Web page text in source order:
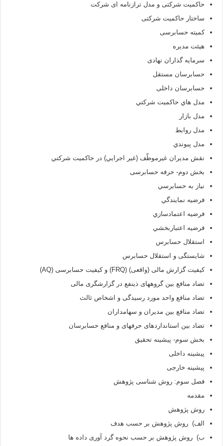
حاکمیت شرکتی و مدل ترازنامه ای شرکت
ساختار حاکمیت شرکتی
کمیته حسابرسی
هیئت مدیره
سرمایه گذاران نهادی
حسابرسان مستقل
حسابرسان داخلی
مدل هاي حاكميت شركتي
مدل بازار
مدل روابط
مدل پيوندي
نقش مديران غيرموظّف (غير اجرايي) در حاکميت شرکتي
بخش دوم- حرفه حسابرسی
نياز به حسابرسي
فرضیه نمايندگي
فرضيه اعتمادسازي
فرضيه اعتباربخشي
استقلال حسابرس
شایستگی و استقلال حسابرس
کیفیت گزارش مالی (واقعی) (FRQ) و کیفیت حسابرسی (AQ)
تضاد منافع بین گروه­های ذینفع در گزارشگری مالی
تضاد منافع واحد مورد رسیدگی و اشخاص ثالث
تضاد منافع بین مدیران و سهامداران
تضاد بین استانداردهای حرفه­ای و منافع حسابرسان
بخش سوم- پیشینه تحقیق
پیشینه داخلی
پیشینه خارجی
فصل سوم: روش شناسی پژوهش
مقدمه
روش پژوهش
الف) روش پژوهش بر حسب هدف
ب) روش پژوهش بر حسب نحوه گرد آوری داده ها